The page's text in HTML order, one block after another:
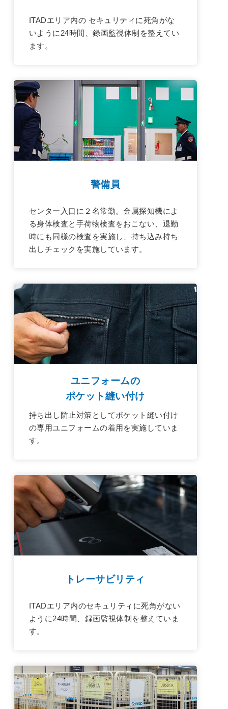
ITADエリア内の セキュリティに死角がな
いように24時間、録画監視体制を整えてい
ます。
警備員
センター入口に２名常勤。金属探知機によ
る身体検査と手荷物検査をおこない、退勤
時にも同様の検査を実施し、持ち込み持ち
出しチェックを実施しています。
ユニフォームの
ポケット縫い付け
持ち出し防止対策としてポケット縫い付け
の専用ユニフォームの着用を実施していま
す。
トレーサビリティ
ITADエリア内のセキュリティに死角がない
ように24時間、録画監視体制を整えていま
す。